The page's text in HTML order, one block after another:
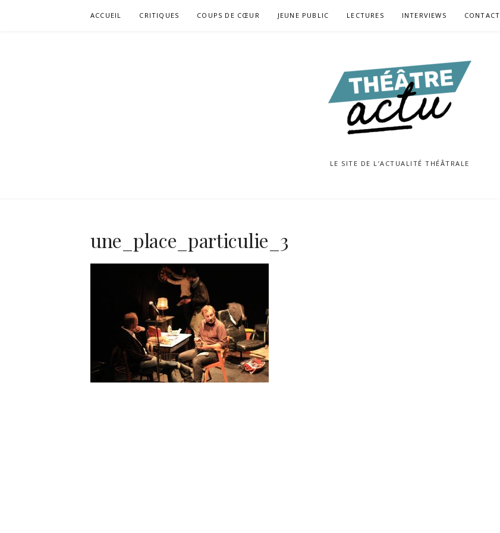
ACCUEIL CRITIQUES COUPS DE CŒUR JEUNE PUBLIC LECTURES INTERVIEWS CONTACT
LE SITE DE L’ACTUALITÉ THÉÂTRALE
une_place_particulie_3